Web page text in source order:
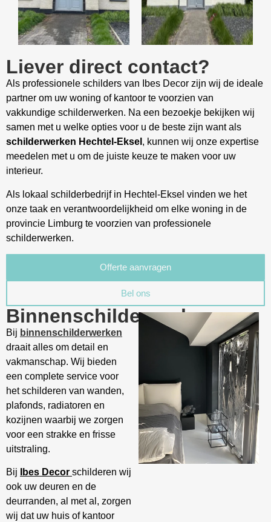
Liever direct contact?
Als professionele schilders van Ibes Decor zijn wij de ideale
partner om uw woning of kantoor te voorzien van
vakkundige schilderwerken. Na een bezoekje bekijken wij
samen met u welke opties voor u de beste zijn want als
schilderwerken Hechtel-Eksel , kunnen wij onze expertise
meedelen met u om de juiste keuze te maken voor uw
interieur.
Als lokaal schilderbedrijf in Hechtel-Eksel vinden we het
onze taak en verantwoordelijkheid om elke woning in de
provincie Limburg te voorzien van professionele
schilderwerken.
Offerte aanvragen
Bel ons
Binnenschilderwerk
Bij binnenschilderwerken
draait alles om detail en
vakmanschap. Wij bieden
een complete service voor
het schilderen van wanden,
plafonds, radiatoren en
kozijnen waarbij we zorgen
voor een strakke en frisse
uitstraling.
Bij Ibes Decor schilderen wij
ook uw deuren en de
deurranden, al met al, zorgen
wij dat uw huis of kantoor